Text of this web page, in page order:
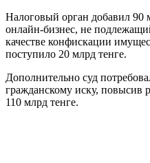
Налоговый орган добавил 90
онлайн-бизнес, не
качестве конфискации
поступило 20 млрд тенге.
Дополнительно суд
гражданскому иску, повысив
110 млрд тенге.